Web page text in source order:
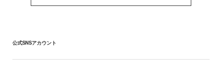
公式SNSアカウント